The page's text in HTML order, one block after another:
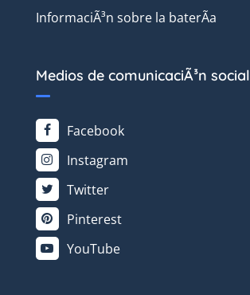
InformaciÃ³n sobre la baterÃ­a
Medios de comunicaciÃ³n social
Facebook
Instagram
Twitter
Pinterest
YouTube